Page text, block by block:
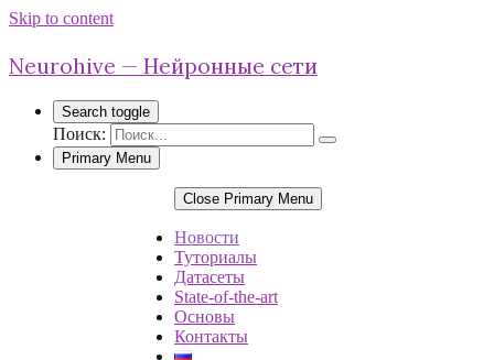
Skip to content
Neurohive — Нейронные сети
Search toggle
Поиск:
Primary Menu
Close Primary Menu
Новости
Туториалы
Датасеты
State-of-the-art
Основы
Контакты